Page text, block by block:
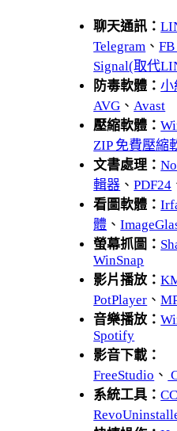
聊天通訊：
Telegram 、
Signal(取代
防毒軟體：小
AVG 、 Avast
壓縮軟體：
ZIP 免費壓縮
文書處理：
輯器 、PDF24
看圖軟體：
體 、
螢幕抓圖：
WinSnap
影片播放：
PotPlayer 、
音樂播放：
Spotify
影音下載：
FreeStudio 、
系統工具：